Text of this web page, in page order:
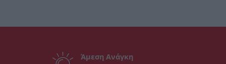
Άμεση Ανάγκη